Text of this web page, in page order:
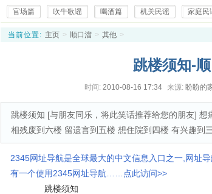
官场篇 吹牛歌谣 喝酒篇 机关民谣 家庭民
当前位置: 主页 > 顺口溜 > 其他 >
跳楼须知-
时间: 2010-08-16 17:34 来源: 盼盼的
跳楼须知 [与朋友同乐，将此笑话推荐给您的朋友]
相残废到六楼 留遗言到五楼 想住院到四楼 有兴趣到
2345网址导航是全球最大的中文信息入口之一,网址
有一个使用2345网址导航……点此访问>>
跳楼须知